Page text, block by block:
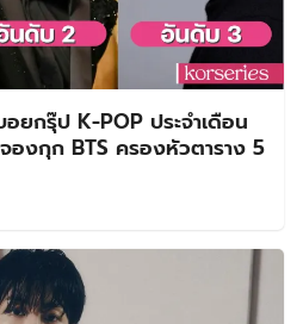
ยกรุ๊ป K-POP ประจำเดือน
งกุก BTS ครองหัวตาราง 5